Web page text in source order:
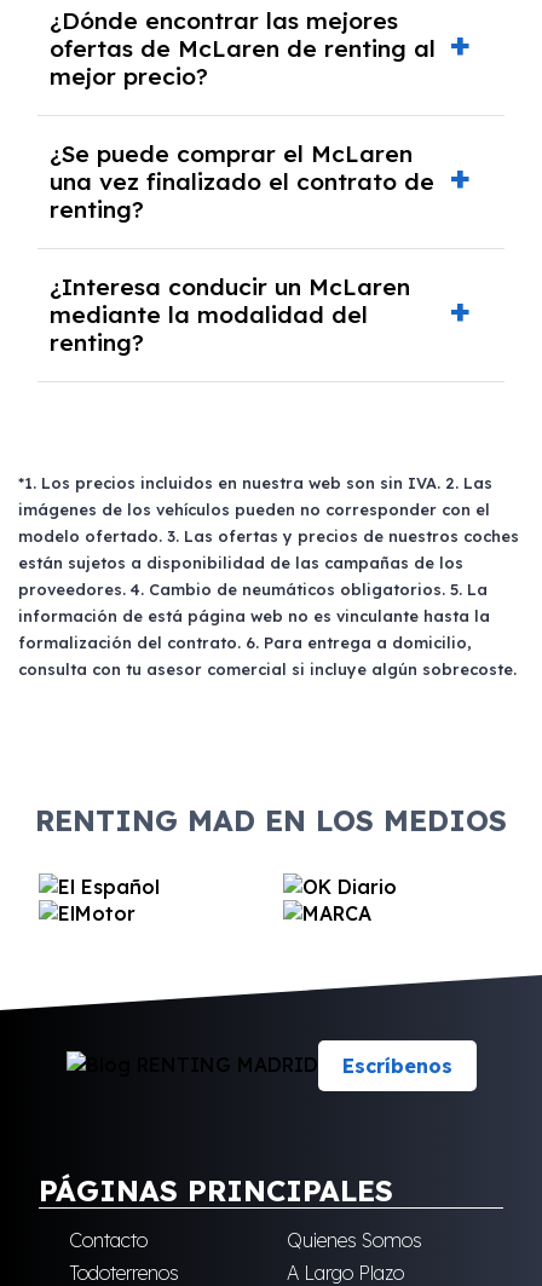
autónomos, justificante de ingresos y, en
algunos casos, un informe fiscal y un pago
inicial.
¿Dónde encontrar las mejores
ofertas de McLaren de renting al
mejor precio?
mejores ofertas de vehículos de renting con
todos los gastos incluidos y sin pagar
entradas.
¿Se puede comprar el McLaren
una vez finalizado el contrato de
renting?
renting se puede adquirir el coche. En este
caso tendrán que analizar los años, la
cantidad de kilómetros recorridos y el coste
del mercado actual.
¿Interesa conducir un McLaren
mediante la modalidad del
renting?
gusta cambiar de coche cada pocos años.
*1. Los precios incluidos en nuestra web son sin IVA. 2. Las
imágenes de los vehículos pueden no corresponder con el
modelo ofertado. 3. Las ofertas y precios de nuestros coches
están sujetos a disponibilidad de las campañas de los
proveedores. 4. Cambio de neumáticos obligatorios. 5. La
información de está página web no es vinculante hasta la
formalización del contrato. 6. Para entrega a domicilio,
consulta con tu asesor comercial si incluye algún sobrecoste.
RENTING MAD EN LOS MEDIOS
Escríbenos
PÁGINAS PRINCIPALES
Contacto
Quienes Somos
Todoterrenos
A Largo Plazo